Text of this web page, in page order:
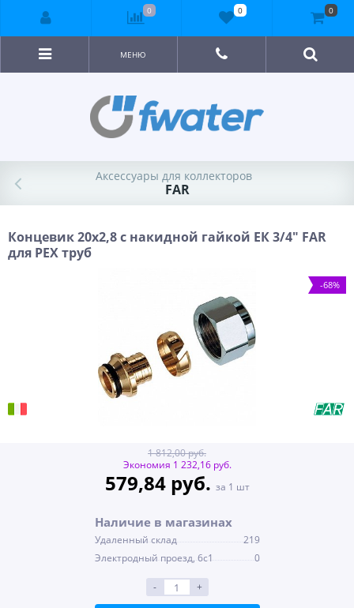
МЕНЮ
Аксессуары для коллекторов
FAR
Концевик 20х2,8 с накидной гайкой ЕК 3/4" FAR
для PEX труб
-68%
1 812,00 руб.
Экономия 1 232,16 руб.
579,84 руб. за 1 шт
Наличие в магазинах
Удаленный склад
219
Электродный проезд, 6с1
0
- +
0 0 0